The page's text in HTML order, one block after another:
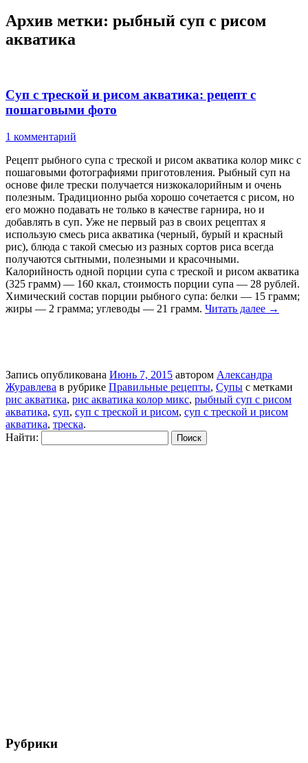
Архив метки: рыбный суп с рисом
акватика
Суп с треской и рисом акватика: рецепт с
пошаговыми фото
1 комментарий
Рецепт рыбного супа с треской и рисом акватика колор микс с
пошаговыми фотографиями приготовления. Рыбный суп на
основе филе трески получается низкокалорийным и очень
полезным. Традиционно рыба хорошо сочетается с рисом, но
его можно подавать не только в качестве гарнира, но и
добавлять в суп. Уже не первый раз в своих рецептах я
использую смесь риса акватика (черный, бурый и красный
рис), блюда с такой смесью из разных сортов риса всегда
получаются сытными, полезными и красочными.
Калорийность одной порции супа с треской и рисом акватика
(325 грамм) — 160 ккал, стоимость порции супа — 28 рублей.
Химический состав порции рыбного супа: белки — 15 грамм;
жиры — 2 грамма; углеводы — 21 грамм. Читать далее →
Запись опубликована Июнь 7, 2015 автором Александра
Журавлева в рубрике Правильные рецепты, Супы с метками
рис акватика, рис акватика колор микс, рыбный суп с рисом
акватика, суп, суп с треской и рисом, суп с треской и рисом
акватика, треска.
Найти:
Рубрики